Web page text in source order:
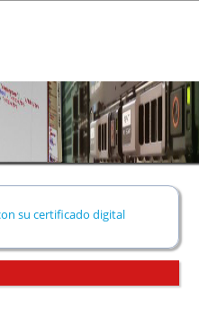
su certificado digital